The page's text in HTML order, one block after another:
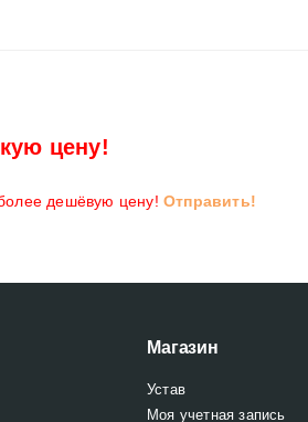
цену!
дешёвую цену! Отправить!
Магазин
Устав
Моя учетная запись